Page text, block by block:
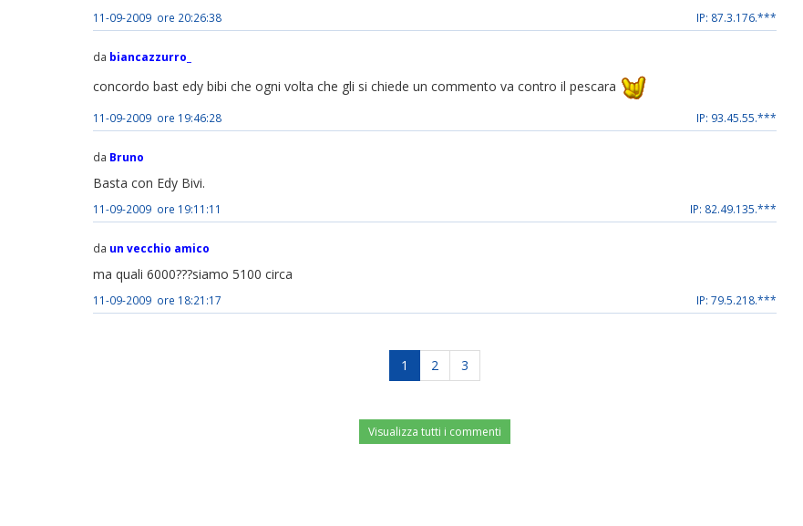
11-09-2009 ore 20:26:38 IP: 87.3.176.***
da biancazzurro_
concordo bast edy bibi che ogni volta che gli si chiede un commento va contro il pescara
11-09-2009 ore 19:46:28 IP: 93.45.55.***
da Bruno
Basta con Edy Bivi.
11-09-2009 ore 19:11:11 IP: 82.49.135.***
da un vecchio amico
ma quali 6000???siamo 5100 circa
11-09-2009 ore 18:21:17 IP: 79.5.218.***
1 2 3
Visualizza tutti i commenti